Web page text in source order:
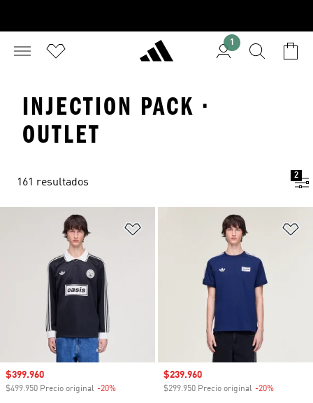
1
INJECTION PACK ·
OUTLET
161 resultados
2
Añadir a la lista de deseos
Precio de venta
$399.960
$499.950 Precio original -20%
Precio de venta
$239.960
$299.950 Precio original -20%